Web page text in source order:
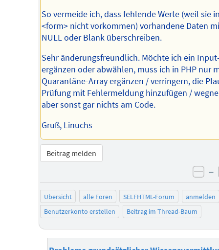
So vermeide ich, dass fehlende Werte (weil sie
<form> nicht vorkommen) vorhandene Daten
NULL oder Blank überschreiben.
Sehr änderungsfreundlich. Möchte ich ein
ergänzen oder abwählen, muss ich in PHP nur
Quarantäne-Array ergänzen / verringern, die
Prüfung mit Fehlermeldung hinzufügen /
aber sonst gar nichts am Code.
Gruß, Linuchs
Beitrag melden
–
Übersicht alle Foren SELFHTML-Forum
anmelden
Benutzerkonto erstellen
Beitrag im Thread-Baum